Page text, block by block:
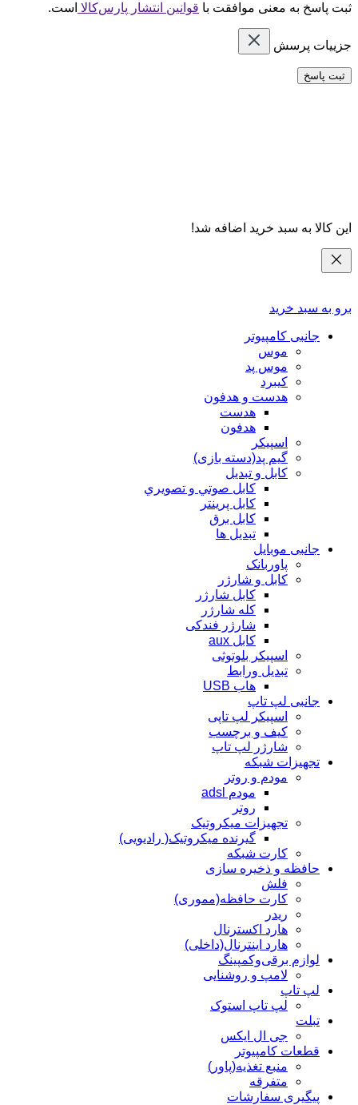
ثبت پاسخ به معنی موافقت با قوانین انتشار پارس‌کالا است.
جزییات پرسش
ثبت پاسخ
این کالا به سبد خرید اضافه شد!
برو به سبد خرید
جانبی کامپیوتر
موس
موس پد
کیبرد
هدست و هدفون
هدست
هدفون
اسپیکر
گیم پد(دسته بازی)
کابل و تبدیل
كابل صوتي و تصويري
کابل پرینتر
کابل برق
تبدیل ها
جانبی موبایل
پاوربانک
کابل و شارژر
کابل شارژر
کله شارژر
شارژر فندکی
کابل aux
اسپیکر بلوتوثی
تبدیل ورابط
هاب USB
جانبی لپ تاپ
اسپیکر لپ تاپی
کیف و برچسب
شارژر لپ تاپ
تجهیزات شبکه
مودم و روتر
مودم adsl
روتر
تجهیزات میکروتیک
گیرنده میکروتیک( رادیویی)
کارت شبکه
حافظه و ذخیره سازی
فلش
کارت حافظه(مموری)
ریدر
هارد اکسترنال
هارد اینترنال(داخلی)
لوازم برقی‌وکمپینگ
لامپ و روشنایی
لپ تاپ
لپ تاپ استوک
تبلت
جی ال ایکس
قطعات کامپیوتر
منبع تغذیه(پاور)
متفرقه
پیگیری سفارشات